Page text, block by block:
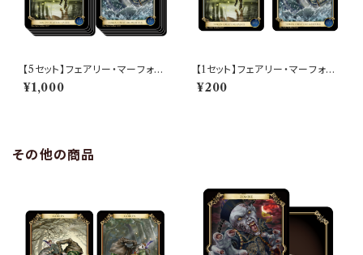
【5セット】フェアリー・マーフォー
ク
¥1,000
【1セット】フェアリー・マーフォー
ク
¥200
その他の商品